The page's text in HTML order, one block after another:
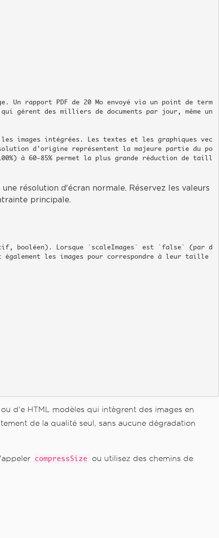
rapport PDF de 20 Mo envoyé via un point de term
gèrent des milliers de documents par jour, même un
images intégrées. Les textes et les graphiques vec
d'origine représentent la majeure partie du po
à 60-85% permet la plus grande réduction de taill
résolution d'écran normale. Réservez les valeurs
principale.
booléen). Lorsque `scaleImages` est `false` (par d
les images pour correspondre à leur taille
d'e HTML modèles qui intègrent des images en
de la qualité seul, sans aucune dégradation
compressSize
ou utilisez des chemins de